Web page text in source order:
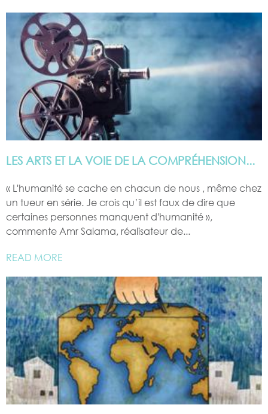
LES ARTS ET LA VOIE DE LA COMPRÉHENSION...
« L'humanité se cache en chacun de nous , même chez
un tueur en série. Je crois qu’il est faux de dire que
certaines personnes manquent d'humanité »,
commente Amr Salama, réalisateur de...
READ MORE